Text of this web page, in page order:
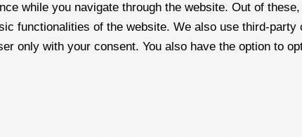
while you navigate through the website. Out of
functionalities of the website. We also use third-
only with your consent. You also have the option to